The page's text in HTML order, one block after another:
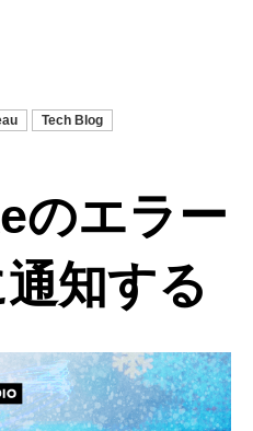
Tech Blog
のエラー
知する